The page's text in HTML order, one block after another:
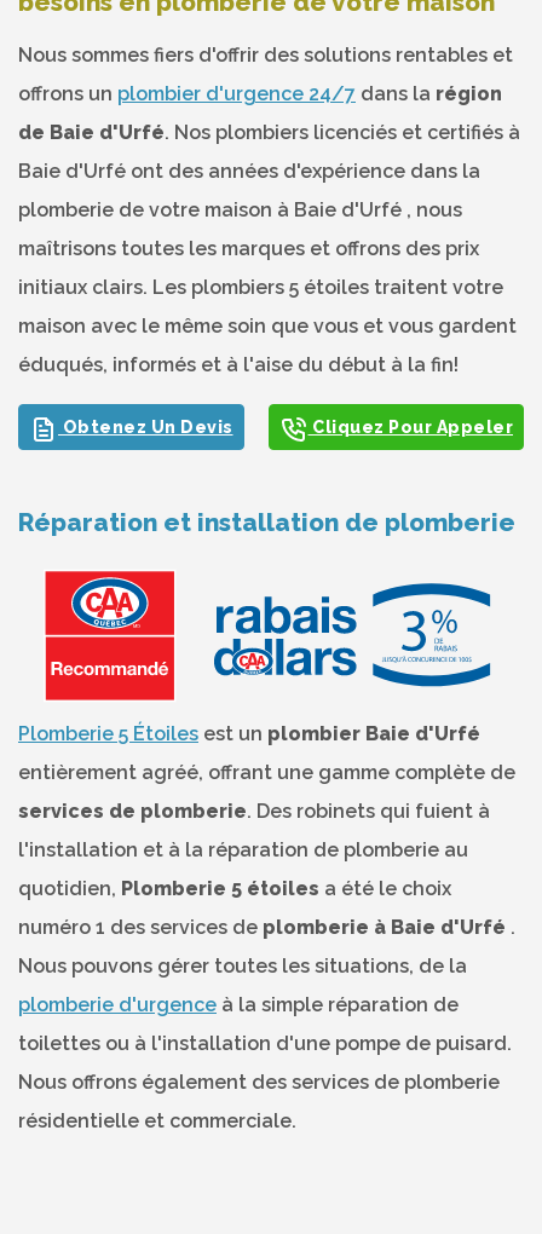
Nous sommes fiers d'offrir des solutions rentables et
offrons un plombier d'urgence 24/7 dans la région
de Baie d'Urfé. Nos plombiers licenciés et certifiés à
Baie d'Urfé ont des années d'expérience dans la
plomberie de votre maison à Baie d'Urfé , nous
maîtrisons toutes les marques et offrons des prix
initiaux clairs. Les plombiers 5 étoiles traitent votre
maison avec le même soin que vous et vous gardent
éduqués, informés et à l'aise du début à la fin!
Obtenez Un Devis Cliquez Pour Appeler
Réparation et installation de plomberie
Plomberie 5 Étoiles est un plombier Baie d'Urfé
entièrement agréé, offrant une gamme complète de
services de plomberie. Des robinets qui fuient à
l'installation et à la réparation de plomberie au
quotidien, Plomberie 5 étoiles a été le choix
numéro 1 des services de plomberie à Baie d'Urfé .
Nous pouvons gérer toutes les situations, de la
plomberie d'urgence à la simple réparation de
toilettes ou à l'installation d'une pompe de puisard.
Nous offrons également des services de plomberie
résidentielle et commerciale.